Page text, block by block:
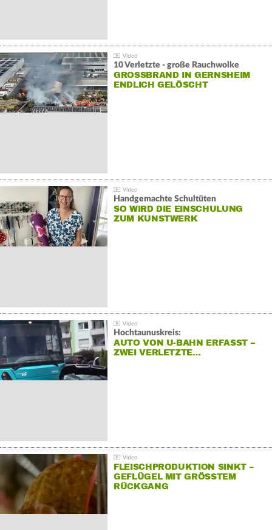
10 Verletzte - große Rauchwolke
GROSSBRAND IN GERNSHEIM E
NDLICH GELÖSCHT
Handgemachte Schultüten
SO WIRD DIE EINSCHULUNG
ZUM KUNSTWERK
Hochtaunuskreis:
AUTO VON U-BAHN ERFASST –
ZWEI VERLETZTE…
FLEISCHPRODUKTION SINKT –
GEFLÜGEL MIT GRÖSSTEM R
ÜCKGANG